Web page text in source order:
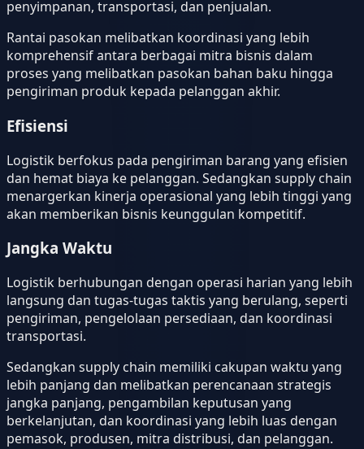
penyimpanan, transportasi, dan penjualan.
Rantai pasokan melibatkan koordinasi yang lebih
komprehensif antara berbagai mitra bisnis dalam
proses yang melibatkan pasokan bahan baku hingga
pengiriman produk kepada pelanggan akhir.
Efisiensi
Logistik berfokus pada pengiriman barang yang efisien
dan hemat biaya ke pelanggan. Sedangkan supply chain
menargerkan kinerja operasional yang lebih tinggi yang
akan memberikan bisnis keunggulan kompetitif.
Jangka Waktu
Logistik berhubungan dengan operasi harian yang lebih
langsung dan tugas-tugas taktis yang berulang, seperti
pengiriman, pengelolaan persediaan, dan koordinasi
transportasi.
Sedangkan supply chain memiliki cakupan waktu yang
lebih panjang dan melibatkan perencanaan strategis
jangka panjang, pengambilan keputusan yang
berkelanjutan, dan koordinasi yang lebih luas dengan
pemasok, produsen, mitra distribusi, dan pelanggan.